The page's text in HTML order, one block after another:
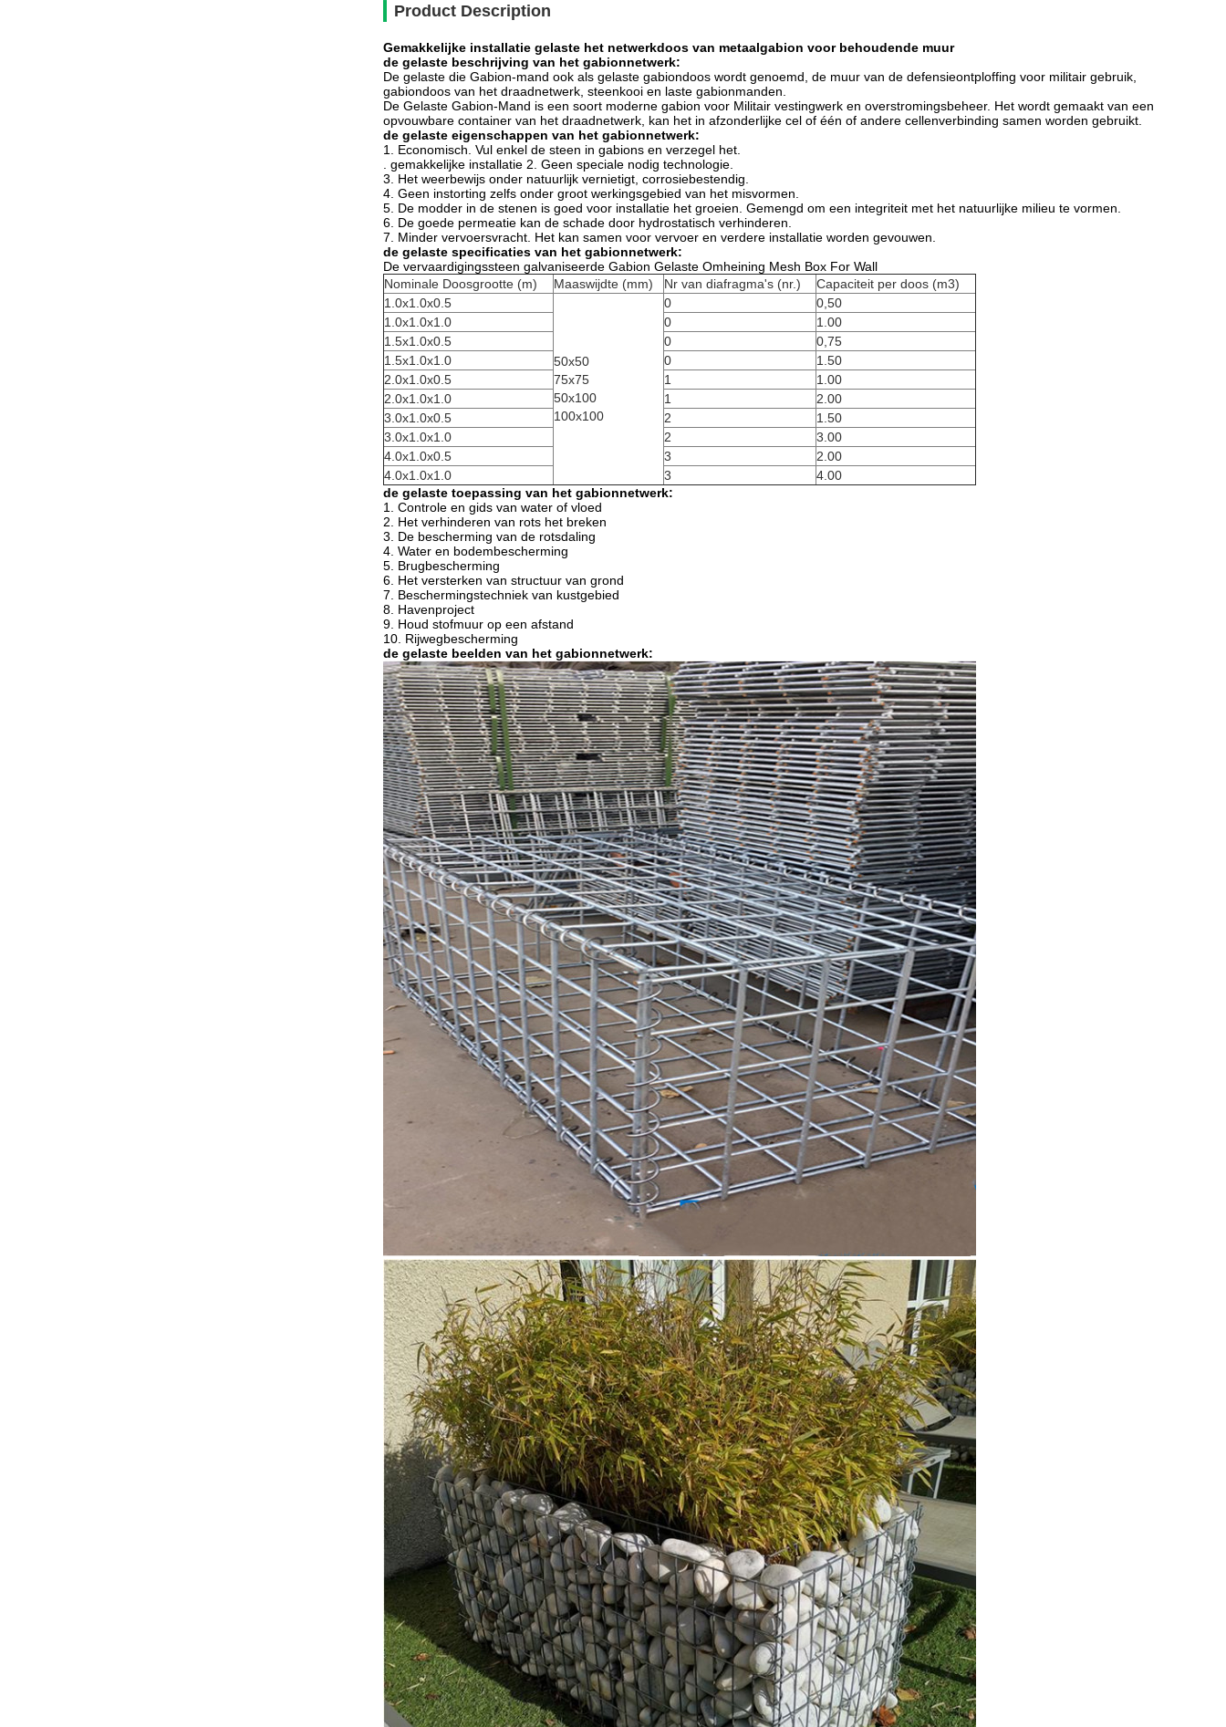
Product Description
Gemakkelijke installatie gelaste het netwerkdoos van metaalgabion voor behoudende muur
de gelaste beschrijving van het gabionnetwerk:
De gelaste die Gabion-mand ook als gelaste gabiondoos wordt genoemd, de muur van de defensieontploffing voor militair gebruik,
gabiondoos van het draadnetwerk, steenkooi en laste gabionmanden.
De Gelaste Gabion-Mand is een soort moderne gabion voor Militair vestingwerk en overstromingsbeheer. Het wordt gemaakt van een
opvouwbare container van het draadnetwerk, kan het in afzonderlijke cel of één of andere cellenverbinding samen worden gebruikt.
de gelaste eigenschappen van het gabionnetwerk:
1. Economisch. Vul enkel de steen in gabions en verzegel het.
. gemakkelijke installatie 2. Geen speciale nodig technologie.
3. Het weerbewijs onder natuurlijk vernietigt, corrosiebestendig.
4. Geen instorting zelfs onder groot werkingsgebied van het misvormen.
5. De modder in de stenen is goed voor installatie het groeien. Gemengd om een integriteit met het natuurlijke milieu te vormen.
6. De goede permeatie kan de schade door hydrostatisch verhinderen.
7. Minder vervoersvracht. Het kan samen voor vervoer en verdere installatie worden gevouwen.
de gelaste specificaties van het gabionnetwerk:
De vervaardigingssteen galvaniseerde Gabion Gelaste Omheining Mesh Box For Wall
Nominale Doosgrootte (m)
Maaswijdte (mm) Nr van diafragma's (nr.)
Capaciteit per doos (m3)
1.0x1.0x0.5
50x50
75x75
50x100
100x100
0
0,50
1.0x1.0x1.0
0
1.00
1.5x1.0x0.5
0
0,75
1.5x1.0x1.0
0
1.50
2.0x1.0x0.5
1
1.00
2.0x1.0x1.0
1
2.00
3.0x1.0x0.5
2
1.50
3.0x1.0x1.0
2
3.00
4.0x1.0x0.5
3
2.00
4.0x1.0x1.0
3
4.00
de gelaste toepassing van het gabionnetwerk:
1. Controle en gids van water of vloed
2. Het verhinderen van rots het breken
3. De bescherming van de rotsdaling
4. Water en bodembescherming
5. Brugbescherming
6. Het versterken van structuur van grond
7. Beschermingstechniek van kustgebied
8. Havenproject
9. Houd stofmuur op een afstand
10. Rijwegbescherming
de gelaste beelden van het gabionnetwerk: